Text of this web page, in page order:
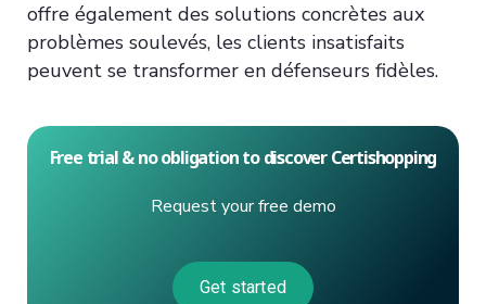
offre également des solutions concrètes aux
problèmes soulevés, les clients insatisfaits
peuvent se transformer en défenseurs fidèles.
Free trial & no obligation to discover Certishopping
Request your free demo
Get started